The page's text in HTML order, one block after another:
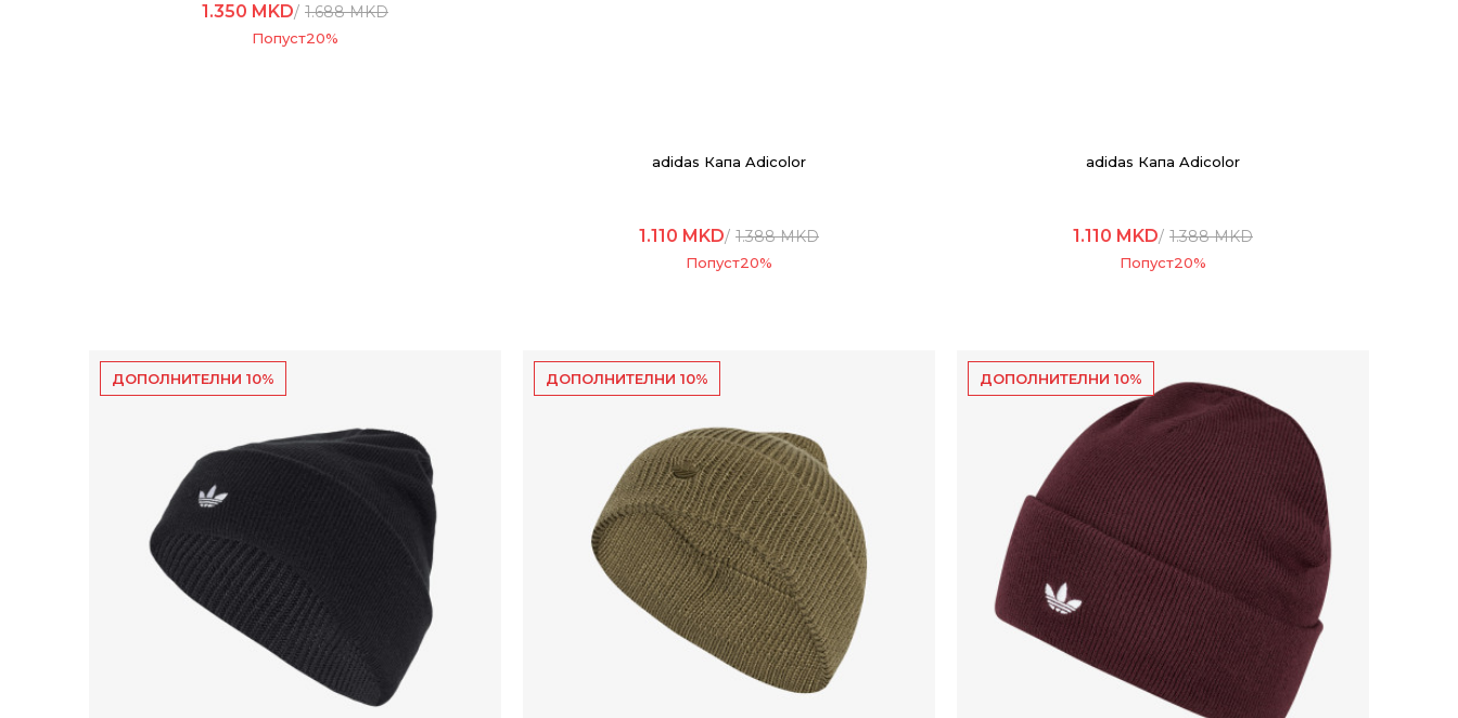
1.350 MKD 1.688MKD
Попуст20%
adidas Капа Adicolor
1.110 MKD 1.388MKD
Попуст20%
adidas Капа Adicolor
1.110 MKD 1.388MKD
Попуст20%
ДОПОЛНИТЕЛНИ 10% ДОПОЛНИТЕЛНИ 10% ДОПОЛНИТЕЛНИ 10%